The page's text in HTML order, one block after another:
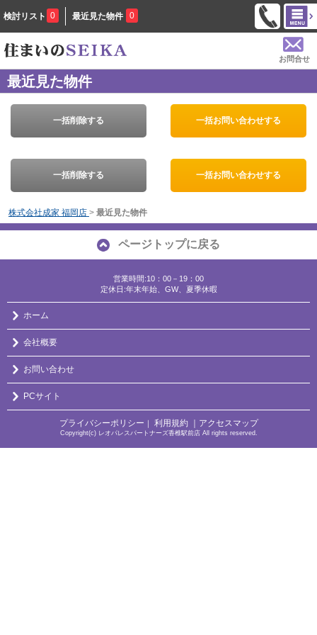
検討リスト 0 最近見た物件 0
お問合せ
最近見た物件
一括削除する 一括お問い合わせする
一括削除する 一括お問い合わせする
株式会社成家 福岡店 > 最近見た物件
ページトップに戻る
営業時間:10：00－19：00
定休日:年末年始、GW、夏季休暇
ホーム
会社概要
お問い合わせ
PCサイト
プライバシーポリシー ｜ 利用規約 ｜アクセスマップ
Copyright(c) レオパレスパートナーズ香椎駅前店 All rights reserved.